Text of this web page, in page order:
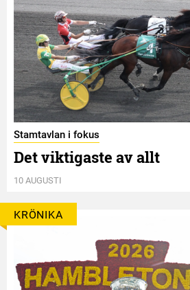
Stamtavlan i fokus
Det viktigaste av allt
10 AUGUSTI
KRÖNIKA